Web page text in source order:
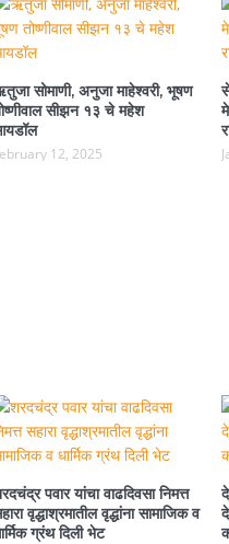
सोमाणी, अनुजा माहेश्वरी, भूषण
सीझन १३ चे महेश
12, 2025
पवार यांचा वाढदिवसा निमत्त
वृद्धाश्रमातील वृद्धांना सामाजिक व
ग्रंथ दिली भेट